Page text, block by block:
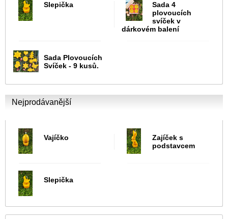
Slepička
Sada 4
plovoucích
svíček v
dárkovém balení
Sada Plovoucích
Svíček - 9 kusů.
Nejprodávanější
Vajíčko
Zajíček s
podstavcem
Slepička